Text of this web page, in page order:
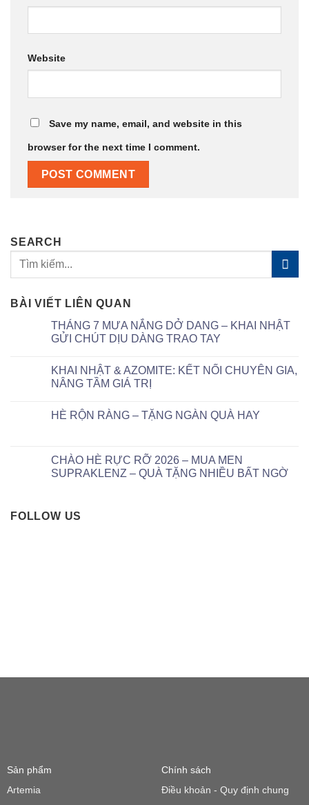
Website
Save my name, email, and website in this
browser for the next time I comment.
SEARCH
BÀI VIẾT LIÊN QUAN
THÁNG 7 MƯA NẮNG DỞ DANG – KHAI NHẬT
GỬI CHÚT DỊU DÀNG TRAO TAY
KHAI NHẬT & AZOMITE: KẾT NỐI CHUYÊN GIA,
NÂNG TẦM GIÁ TRỊ
HÈ RỘN RÀNG – TẶNG NGÀN QUÀ HAY
CHÀO HÈ RỰC RỠ 2026 – MUA MEN
SUPRAKLENZ – QUÀ TẶNG NHIỀU BẤT NGỜ
FOLLOW US
Sản phẩm
Artemia
Chính sách
Điều khoản - Quy định chung